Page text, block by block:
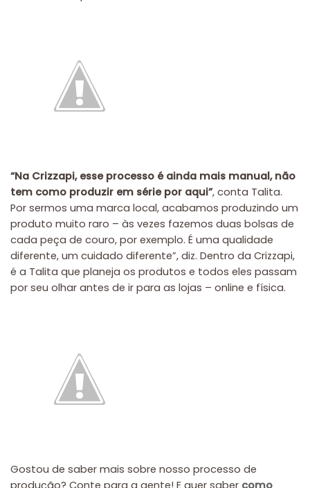
“Na Crizzapi, esse processo é ainda mais manual, não
tem como produzir em série por aqui”, conta Talita.
Por sermos uma marca local, acabamos produzindo um
produto muito raro – às vezes fazemos duas bolsas de
cada peça de couro, por exemplo. É uma qualidade
diferente, um cuidado diferente”, diz. Dentro da Crizzapi,
é a Talita que planeja os produtos e todos eles passam
por seu olhar antes de ir para as lojas – online e física.
Gostou de saber mais sobre nosso processo de
produção? Conte para a gente! E quer saber como